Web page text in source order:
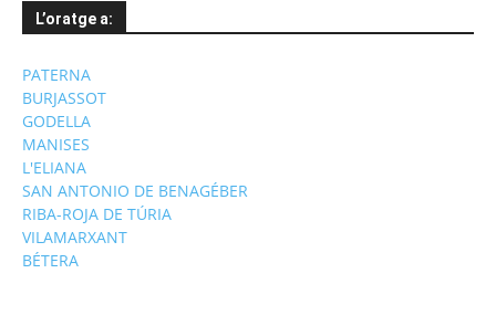
L’oratge a:
PATERNA
BURJASSOT
GODELLA
MANISES
L'ELIANA
SAN ANTONIO DE BENAGÉBER
RIBA-ROJA DE TÚRIA
VILAMARXANT
BÉTERA